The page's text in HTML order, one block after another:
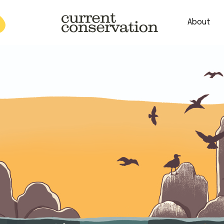
research concepts from both natural and social science
About